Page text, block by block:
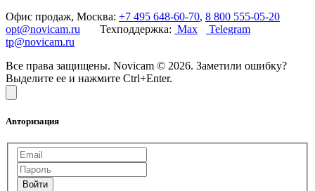
Офис продаж, Москва: +7 495 648-60-70, 8 800 555-05-20
opt@novicam.ru Техподдержка: Max
Telegram
tp@novicam.ru
Все права защищены. Novicam © 2026. Заметили ошибку?
Выделите ее и нажмите Ctrl+Enter.
Авторизация